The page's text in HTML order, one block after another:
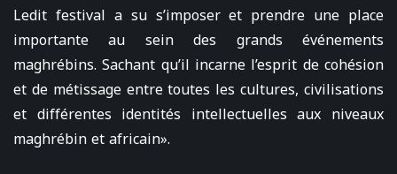
Ledit festival a su s’imposer et prendre une place
importante au sein des grands événements
maghrébins. Sachant qu’il incarne l’esprit de cohésion
et de métissage entre toutes les cultures, civilisations
et différentes identités intellectuelles aux niveaux
maghrébin et africain».